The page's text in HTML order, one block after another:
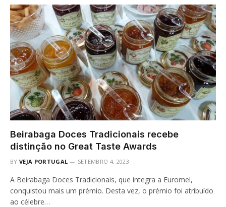
Beirabaga Doces Tradicionais recebe
distinção no Great Taste Awards
BY VEJA PORTUGAL SETEMBRO 4, 2023
A Beirabaga Doces Tradicionais, que integra a Euromel,
conquistou mais um prémio. Desta vez, o prémio foi atribuído
ao célebre…